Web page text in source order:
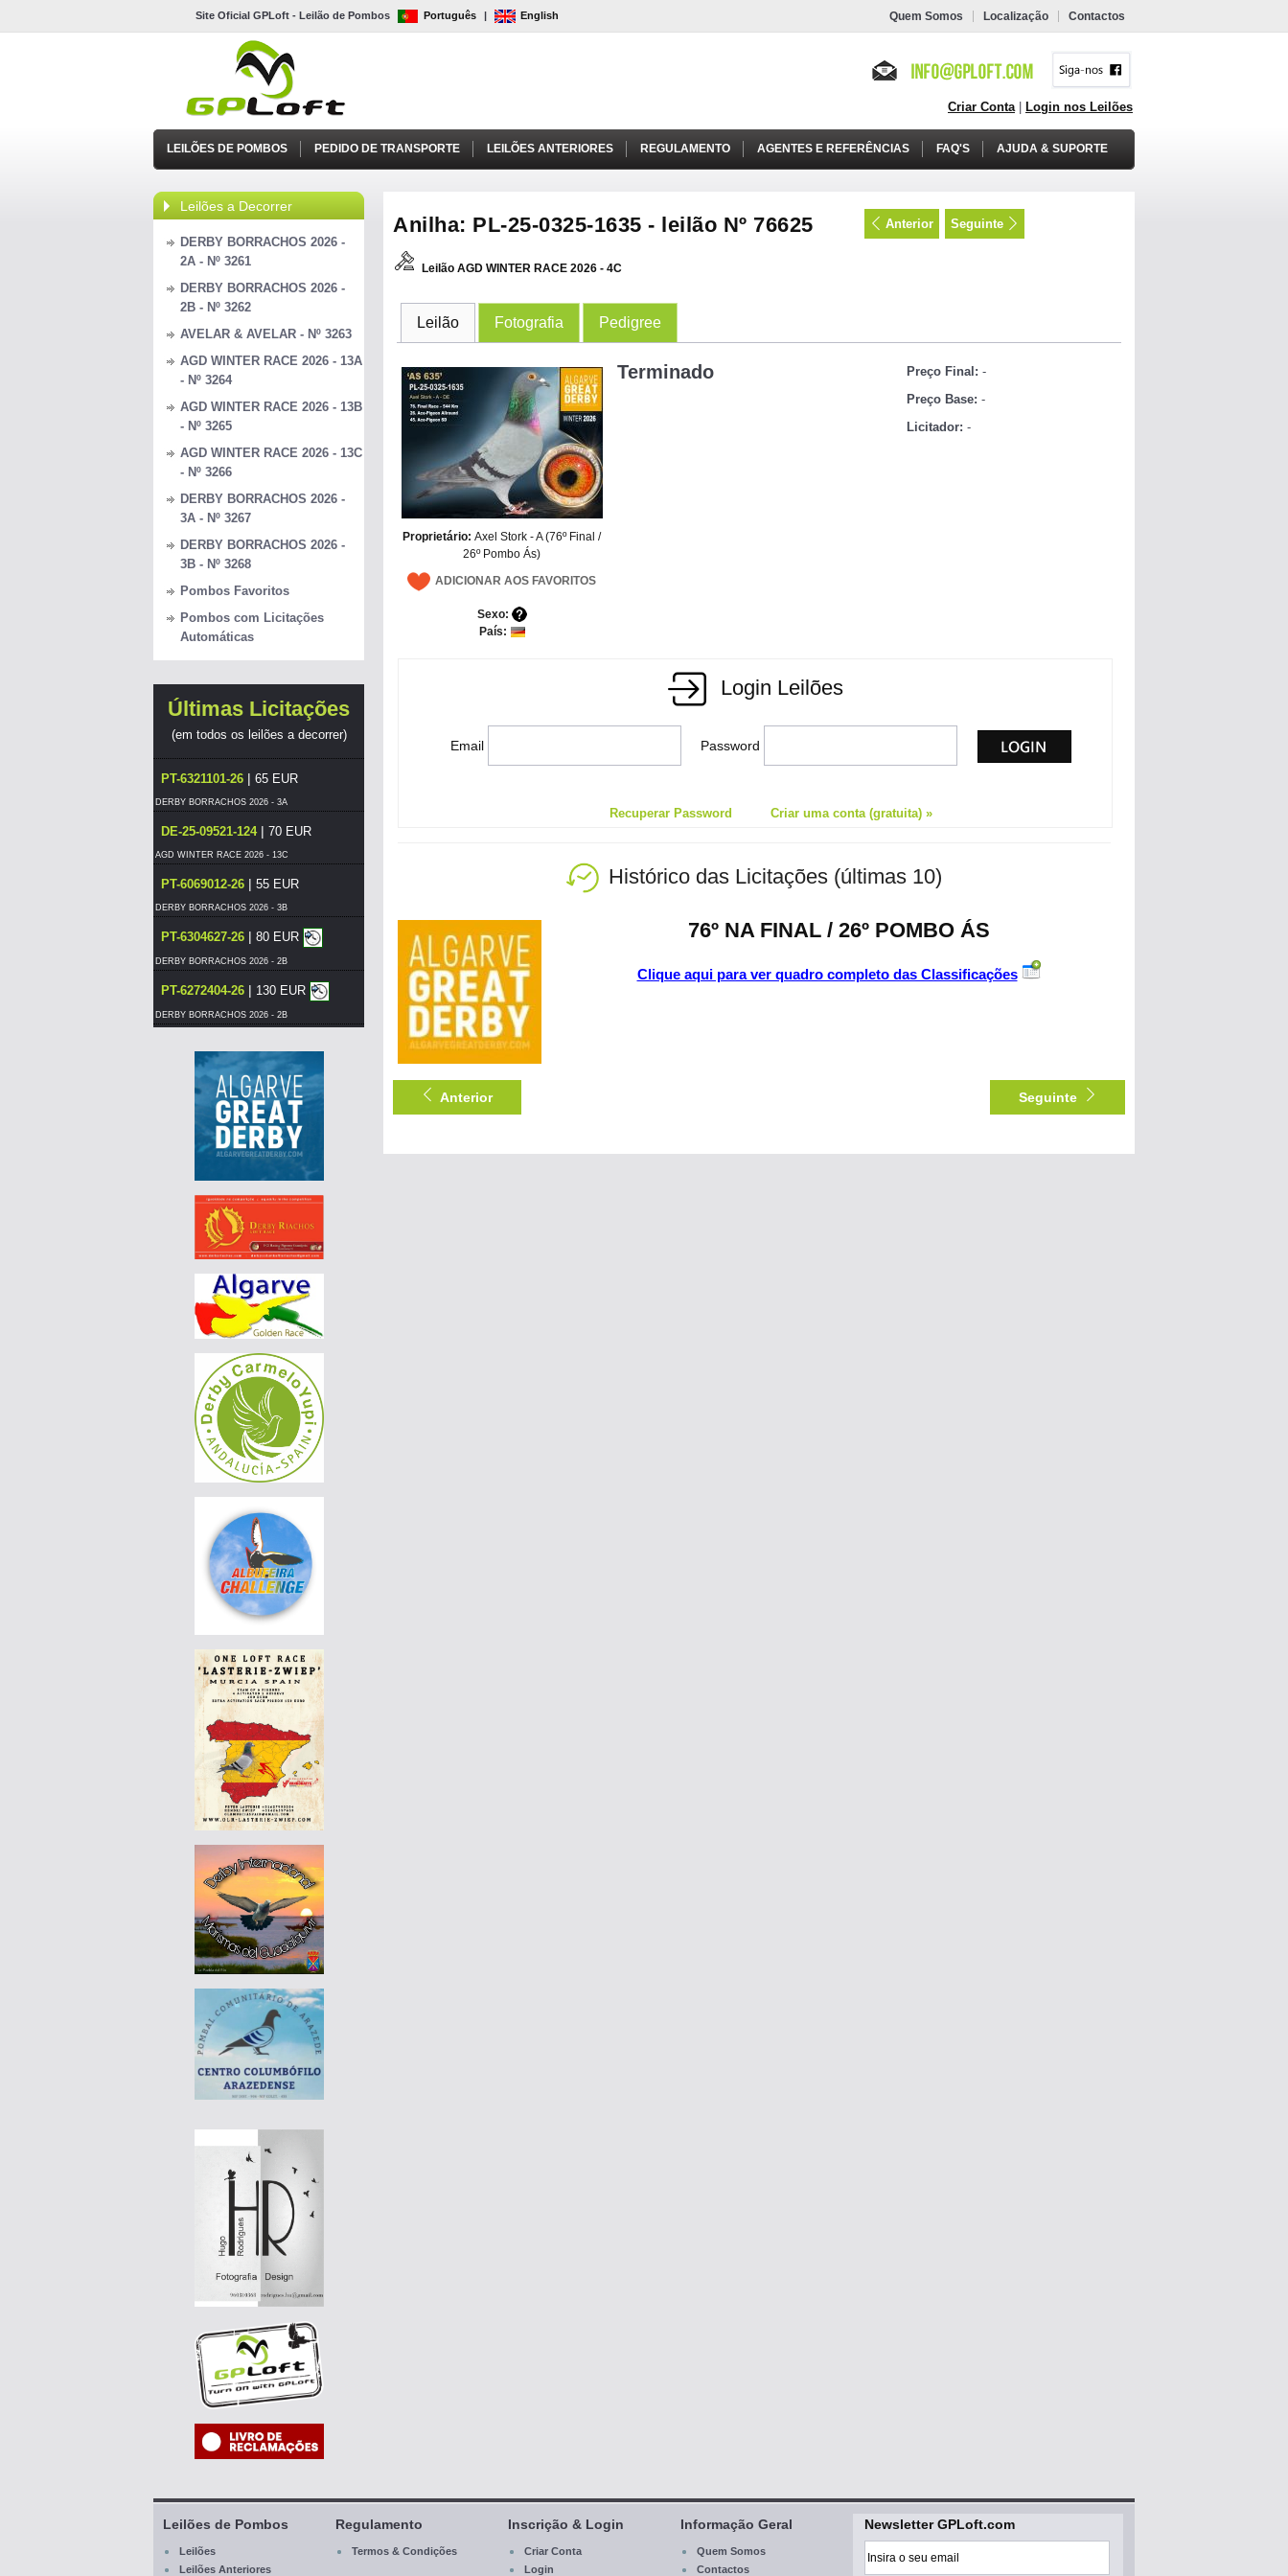
Site Oficial GPLoft - Leilão de Pombos Português | English Quem Somos Localização Contactos
Criar Conta| Login nos Leilões
LEILÕES DE POMBOS PEDIDO DE TRANSPORTE LEILÕES ANTERIORES REGULAMENTO AGENTES E REFERÊNCIAS FAQ'S AJUDA & SUPORTE
Leilões a Decorrer
DERBY BORRACHOS 2026 -
2A - Nº 3261
DERBY BORRACHOS 2026 -
2B - Nº 3262
AVELAR & AVELAR - Nº 3263
AGD WINTER RACE 2026 - 13A
- Nº 3264
AGD WINTER RACE 2026 - 13B
- Nº 3265
AGD WINTER RACE 2026 - 13C
- Nº 3266
DERBY BORRACHOS 2026 -
3A - Nº 3267
DERBY BORRACHOS 2026 -
3B - Nº 3268
Pombos Favoritos
Pombos com Licitações
Automáticas
Últimas Licitações
(em todos os leilões a decorrer)
PT-6321101-26 | 65 EUR
DERBY BORRACHOS 2026 - 3A
DE-25-09521-124| 70 EUR
AGD WINTER RACE 2026 - 13C
PT-6069012-26 | 55 EUR
DERBY BORRACHOS 2026 - 3B
PT-6304627-26 | 80 EUR
DERBY BORRACHOS 2026 - 2B
PT-6272404-26 | 130 EUR
DERBY BORRACHOS 2026 - 2B
DERBY BORRACHOS 2026 - 2B
PT-6304627-26|70 EUR
DERBY BORRACHOS 2026 - 2B
PT-6125895-26|220 EUR
PT-6272404-26|120 EUR
DERBY BORRACHOS 2026 - 2B
PT-6280208-26|55 EUR
DERBY BORRACHOS 2026 - 2B
PT-6370470-26 |60 EUR
DERBY BORRACHOS 2026 - 2B
PT-6250217-26 | 70 EUR
DERBY BORRACHOS 2026 - 2B
PT-6272404-26|110 EUR
DERBY BORRACHOS 2026 - 2B
PT-6304627-26|65 EUR
PT-6272412-26 |160 EUR
DERBY BORRACHOS 2026 - 2B
Anilha: PL-25-0325-1635 - leilão Nº 76625
Leilão AGD WINTER RACE 2026 - 4C
Anterior Seguinte
Leilão Fotografia Pedigree
Proprietário:Axel Stork - A (76º Final /
26º Pombo Ás)
ADICIONAR AOS FAVORITOS
Sexo:
País:
Terminado Preço Final: -
Preço Base: -
Licitador: -
Login Leilões
Email Password
Recuperar Password Criar uma conta (gratuita) »
Histórico das Licitações (últimas 10)
76º NA FINAL / 26º POMBO ÁS
Clique aqui para ver quadro completo das Classificações
Anterior Seguinte
Leilões de Pombos
Leilões
Leilões Anteriores
Regulamento
Termos & Condições
Inscrição & Login
Criar Conta
Login
Informação Geral
Quem Somos
Contactos
Newsletter GPLoft.com